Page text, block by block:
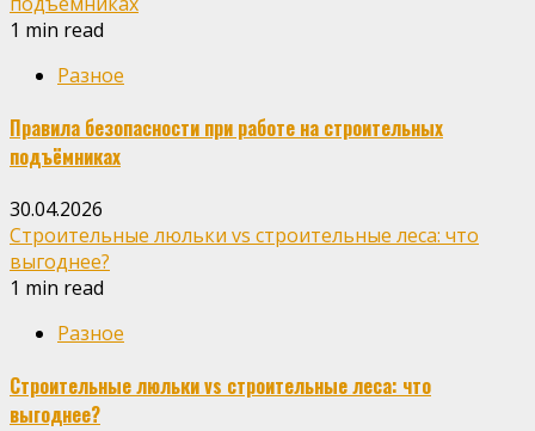
1 min read
Разное
Правила безопасности при работе на строительных
подъёмниках
30.04.2026
Строительные люльки vs строительные леса: что
выгоднее?
1 min read
Разное
Строительные люльки vs строительные леса: что
выгоднее?